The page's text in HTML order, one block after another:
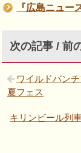
『広島ニュー
次の記事 / 前
ワイルドバン
夏フェス
キリンビール列